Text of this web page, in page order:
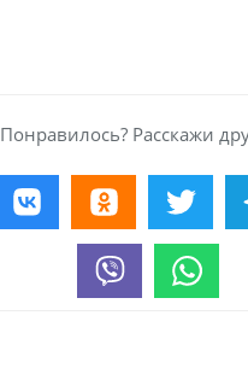
Понравилось? Расскажи